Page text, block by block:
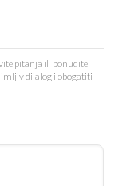
pitanja ili ponudite
dijalog i obogatiti